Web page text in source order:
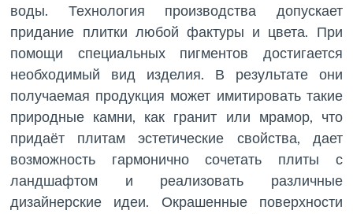
воды. Технология производства допускает
придание плитки любой фактуры и цвета. При
помощи специальных пигментов достигается
необходимый вид изделия. В результате они
получаемая продукция может имитировать такие
природные камни, как гранит или мрамор, что
придаёт плитам эстетические свойства, дает
возможность гармонично сочетать плиты с
ландшафтом и реализовать различные
дизайнерские идеи. Окрашенные поверхности